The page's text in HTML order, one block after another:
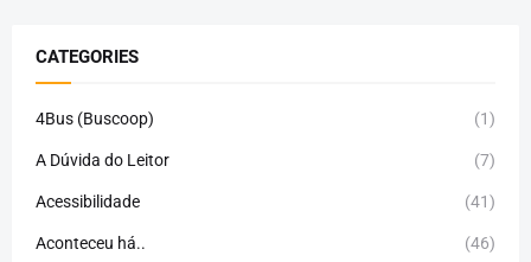
CATEGORIES
4Bus (Buscoop) (1)
A Dúvida do Leitor (7)
Acessibilidade (41)
Aconteceu há.. (46)